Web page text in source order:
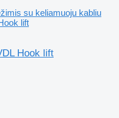
su keliamuoju kabliu
lift
Hook lift